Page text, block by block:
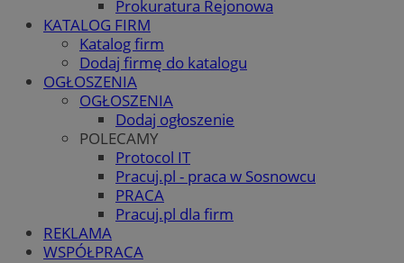
Prokuratura Rejonowa
KATALOG FIRM
Katalog firm
Dodaj firmę do katalogu
OGŁOSZENIA
OGŁOSZENIA
Dodaj ogłoszenie
POLECAMY
Protocol IT
Pracuj.pl - praca w Sosnowcu
PRACA
Pracuj.pl dla firm
REKLAMA
WSPÓŁPRACA